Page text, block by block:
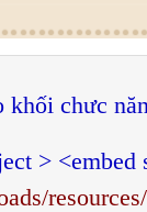
khối chưc
> <embed